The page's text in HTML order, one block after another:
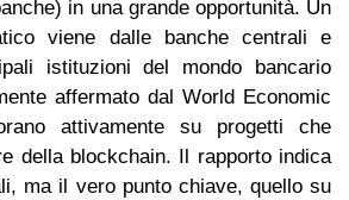
in una grande opportunità. Un
viene dalle banche centrali e
istituzioni del mondo bancario
affermato dal World Economic
attivamente su progetti che
della blockchain. Il rapporto indica
ma il vero punto chiave, quello su